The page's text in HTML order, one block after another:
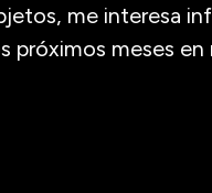
me interesa
próximos meses en